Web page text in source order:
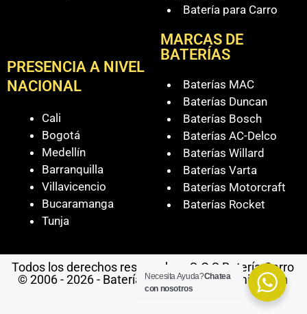
PRESENCIA A NIVEL
NACIONAL
Cali
Bogotá
Medellín
Barranquilla
Villavicencio
Bucaramanga
Tunja
Batería para Carro
MARCAS DE
BATERÍAS
Baterías MAC
Baterías Duncan
Baterías Bosch
Baterías AC-Delco
Baterías Willard
Baterías Varta
Baterías Motorcraft
Baterías Rocket
Todos los derechos reservados - S.O.S Batería Carro
© 2006 - 2026 - Baterías Para Carro a Domicilio en
Cali
Necesita Ayuda?Chatea
con nosotros